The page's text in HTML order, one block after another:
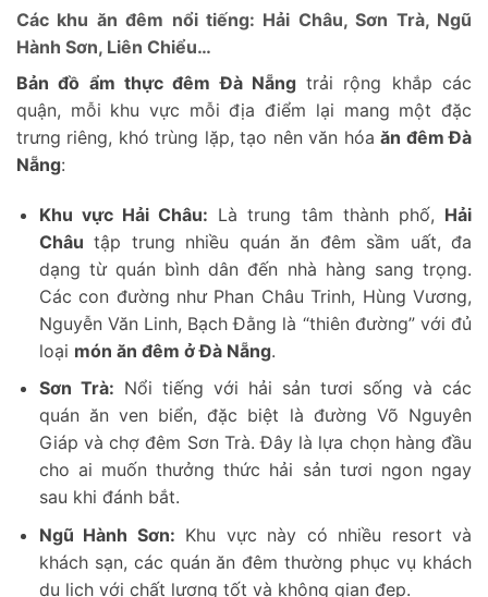
Các khu ăn đêm nổi tiếng: Hải Châu, Sơn Trà, Ngũ
Hành Sơn, Liên Chiểu…
Bản đồ ẩm thực đêm Đà Nẵngtrải rộng khắp các
quận, mỗi khu vực mỗi địa điểm lại mang một đặc
trưng riêng, khó trùng lặp, tạo nên văn hóaăn đêm Đà
Nẵng:
Khu vực Hải Châu: Là trung tâm thành phố, Hải
Châu tập trung nhiều quán ăn đêm sầm uất, đa
dạng từ quán bình dân đến nhà hàng sang trọng.
Các con đường như Phan Châu Trinh, Hùng Vương,
Nguyễn Văn Linh, Bạch Đằng là “thiên đường” với đủ
loại món ăn đêm ở Đà Nẵng.
Sơn Trà: Nổi tiếng với hải sản tươi sống và các
quán ăn ven biển, đặc biệt là đường Võ Nguyên
Giáp và chợ đêm Sơn Trà. Đây là lựa chọn hàng đầu
cho ai muốn thưởng thức hải sản tươi ngon ngay
sau khi đánh bắt.
Ngũ Hành Sơn: Khu vực này có nhiều resort và
khách sạn, các quán ăn đêm thường phục vụ khách
du lịch với chất lượng tốt và không gian đẹp.